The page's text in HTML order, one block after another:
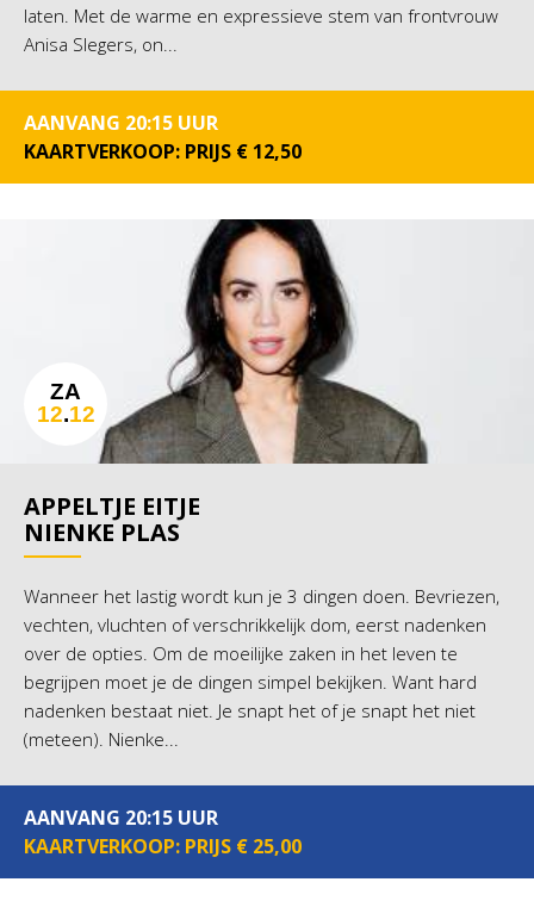
laten. Met de warme en expressieve stem van frontvrouw
Anisa Slegers, on...
AANVANG 20:15 UUR
KAARTVERKOOP: PRIJS € 12,50
APPELTJE EITJE
NIENKE PLAS
Wanneer het lastig wordt kun je 3 dingen doen. Bevriezen,
vechten, vluchten of verschrikkelijk dom, eerst nadenken
over de opties. Om de moeilijke zaken in het leven te
begrijpen moet je de dingen simpel bekijken. Want hard
nadenken bestaat niet. Je snapt het of je snapt het niet
(meteen). Nienke...
ZA
12.12
AANVANG 20:15 UUR
KAARTVERKOOP: PRIJS € 25,00